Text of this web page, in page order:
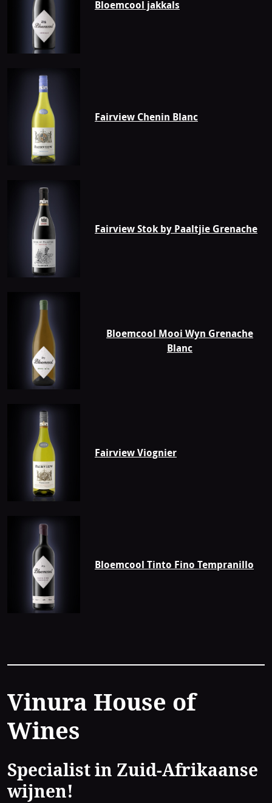
Bloemcool jakkals
Fairview Chenin Blanc
Fairview Stok by Paaltjie Grenache
Bloemcool Mooi Wyn Grenache
Blanc
Fairview Viognier
Bloemcool Tinto Fino Tempranillo
Contact
Vinura House of
Wines
Specialist in Zuid-Afrikaanse
wijnen!